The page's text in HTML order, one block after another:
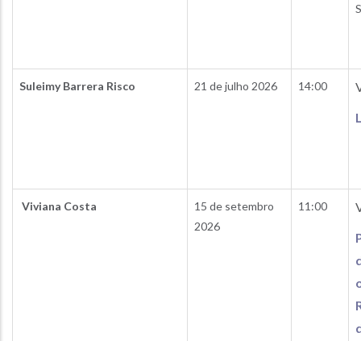
Suleimy Barrera Risco 21 de julho 2026 14:00
Viviana Costa
15 de setembro
2026
11:00